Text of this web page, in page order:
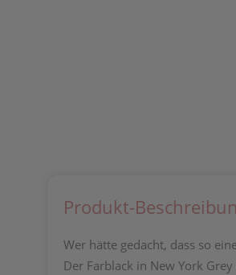
Produkt-
Wer hätte gedacht, dass so
Der Farblack in New York